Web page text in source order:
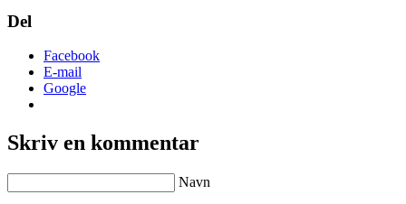
Del
Facebook
E-mail
Google
Skriv en kommentar
Navn